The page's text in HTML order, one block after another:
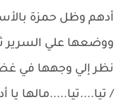
أدهم وظل حمزة
ووضعها علي السرير
نظر إلي وجهها في
/ تيا....تيا.....مالها